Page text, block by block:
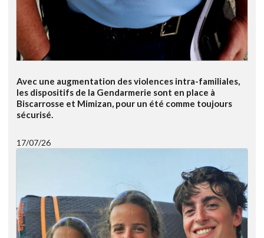
Avec une augmentation des violences intra-familiales,
les dispositifs de la Gendarmerie sont en place à
Biscarrosse et Mimizan, pour un été comme toujours
sécurisé.
17/07/26